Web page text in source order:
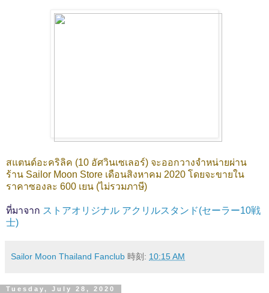
สแตนด์อะคริลิค (10 อัศวินเซเลอร์) จะออกวางจำหน่ายผ่าน
ร้าน Sailor Moon Store เดือนสิงหาคม 2020 โดยจะขายใน
ราคาซองละ 600 เยน (ไม่รวมภาษี)
ที่มาจาก ストアオリジナル アクリルスタンド(セーラー10戦
士)
Sailor Moon Thailand Fanclub 時刻: 10:15 AM
Tuesday, July 28, 2020